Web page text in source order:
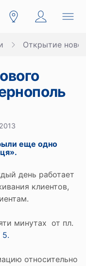
Открытие
еще одно
день работает
клиентов,
минутах от пл.
5.
относительно